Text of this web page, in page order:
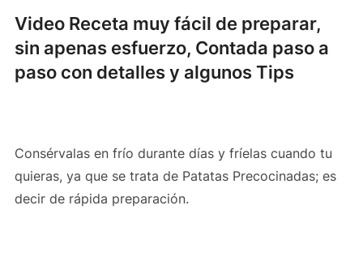
Video Receta muy fácil de preparar,
sin apenas esfuerzo, Contada paso a
paso con detalles y algunos Tips
Consérvalas en frío durante días y fríelas cuando tu
quieras, ya que se trata de Patatas Precocinadas; es
decir de rápida preparación.